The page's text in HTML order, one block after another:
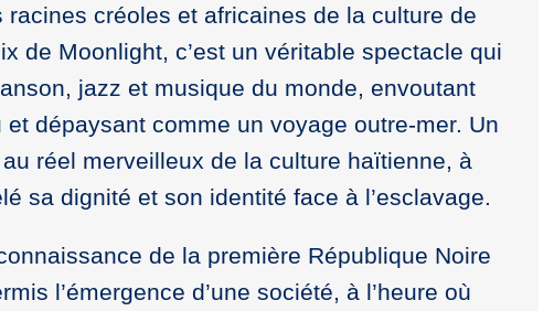
créoles et africaines de la culture de
de Moonlight, c’est un véritable spectacle qui
jazz et musique du monde, envoutant
dépaysant comme un voyage outre-mer. Un
réel merveilleux de la culture haïtienne, à
sa dignité et son identité face à l’esclavage.
de la première République Noire
l’émergence d’une société, à l’heure où